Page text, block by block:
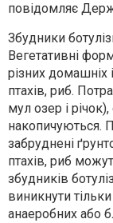
повідомляє
Збудники
Вегетативні
різних домашніх
птахів, риб.
мул озер і
накопичуються.
забруднені
птахів, риб
збудників
виникнути
анаеробних або